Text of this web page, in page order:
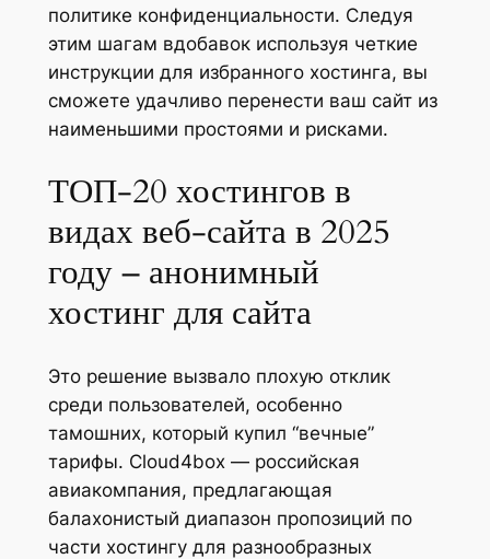
политике конфиденциальности. Следуя
этим шагам вдобавок используя четкие
инструкции для избранного хостинга, вы
сможете удачливо перенести ваш сайт из
наименьшими простоями и рисками.
ТОП-20 хостингов в
видах веб-сайта в 2025
году – анонимный
хостинг для сайта
Это решение вызвало плохую отклик
среди пользователей, особенно
тамошних, который купил “вечные”
тарифы. Cloud4box — российская
авиакомпания, предлагающая
балахонистый диапазон пропозиций по
части хостингу для разнообразных